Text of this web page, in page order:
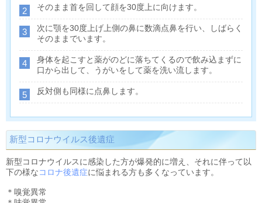
2 そのまま首を回して顔を30度上に向けます。
3
次に顎を30度上げ上側の鼻に数滴点鼻を行い、しばらく
そのままでいます。
4
身体を起こすと薬がのどに落ちてくるので飲み込まずに
口から出して、うがいをして薬を洗い流します。
5 反対側も同様に点鼻します。
新型コロナウイルス後遺症
新型コロナウイルスに感染した方が爆発的に増え、それに伴って以
下の様なコロナ後遺症に悩まれる方も多くなっています。
＊嗅覚異常